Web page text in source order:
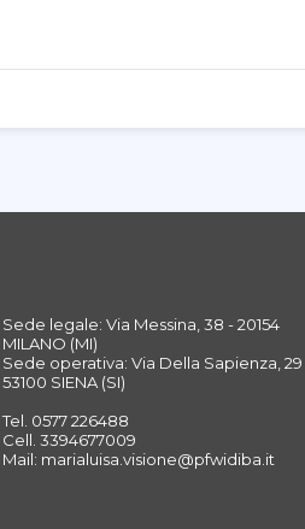
Sede legale: Via Messina, 38 - 20154
MILANO (MI)
Sede operativa: Via Della Sapienza, 29
53100 SIENA (SI)
Tel. 0577 226488
Cell. 3394677009
Mail: marialuisa.visione@pfwidiba.it